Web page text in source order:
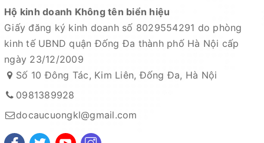
thông tin và ảnh đều phù hợp với sản phẩm thực tế
Nếu sản phẩm bị lỗi hoặc xảy ra sự cố trong quá trình
vận chuyển, sử dụng. Chúng tôi sẽ hỗ trợ ngay cho quý
khách hàng và sẽ chịu trách nhiệm hoàn toàn để phục
vụ khách hàng tốt nhất
Fanpage :
Facebook:Nguyễn Anhoặc
Kênh Thương mại điện tử
Hộ kinh doanh Không tên biển hiệu
Giấy đăng ký kinh doanh số 8029554291 do phòng
kinh tế UBND quận Đống Đa thành phố Hà Nội cấp
ngày 23/12/2009
Số 10 Đông Tác, Kim Liên, Đống Đa, Hà Nội
0981389928
docaucuongkl@gmail.com